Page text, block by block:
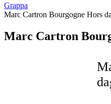
Grappa
Marc Cartron Bourgogne Hors
Marc Cartron